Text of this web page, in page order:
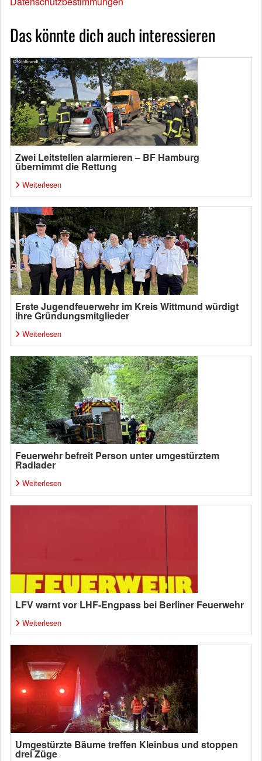
Das könnte dich auch interessieren
Zwei Leitstellen alarmieren – BF Hamburg
übernimmt die Rettung
Weiterlesen
Erste Jugendfeuerwehr im Kreis Wittmund würdigt
ihre Gründungsmitglieder
Weiterlesen
Feuerwehr befreit Person unter umgestürztem
Radlader
Weiterlesen
LFV warnt vor LHF-Engpass bei Berliner Feuerwehr
Weiterlesen
Umgestürzte Bäume treffen Kleinbus und stoppen
drei Züge